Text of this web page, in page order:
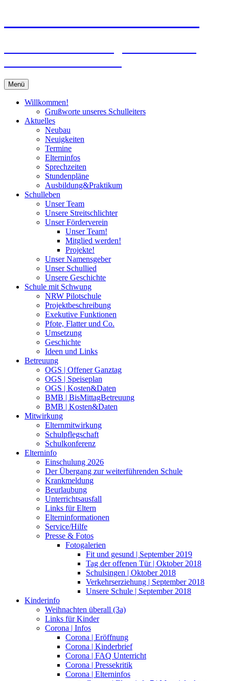
Menü
Willkommen!
Grußworte unseres Schulleiters
Aktuelles
Neubau
Neuigkeiten
Termine
Elterninfos
Sprechzeiten
Stundenpläne
Ausbildung&Praktikum
Schulleben
Unser Team
Unsere Streitschlichter
Unser Förderverein
Unser Team!
Mitglied werden!
Projekte!
Unser Namensgeber
Unser Schullied
Unsere Geschichte
Schule mit Schwung
NRW Pilotschule
Projektbeschreibung
Exekutive Funktionen
Pfote, Flatter und Co.
Umsetzung
Geschichte
Ideen und Links
Betreuung
OGS | Offener Ganztag
OGS | Speiseplan
OGS | Kosten&Daten
BMB | BisMittagBetreuung
BMB | Kosten&Daten
Mitwirkung
Elternmitwirkung
Schulpflegschaft
Schulkonferenz
Elterninfo
Einschulung 2026
Der Übergang zur weiterführenden Schule
Krankmeldung
Beurlaubung
Unterrichtsausfall
Links für Eltern
Elterninformationen
Service/Hilfe
Presse & Fotos
Fotogalerien
Fit und gesund | September 2019
Tag der offenen Tür | Oktober 2018
Schulsingen | Oktober 2018
Verkehrserziehung | September 2018
Unsere Schule | September 2018
Kinderinfo
Weihnachten überall (3a)
Links für Kinder
Corona | Infos
Corona | Eröffnung
Corona | Kinderbrief
Corona | FAQ Unterricht
Corona | Pressekritik
Corona | Elterninfos